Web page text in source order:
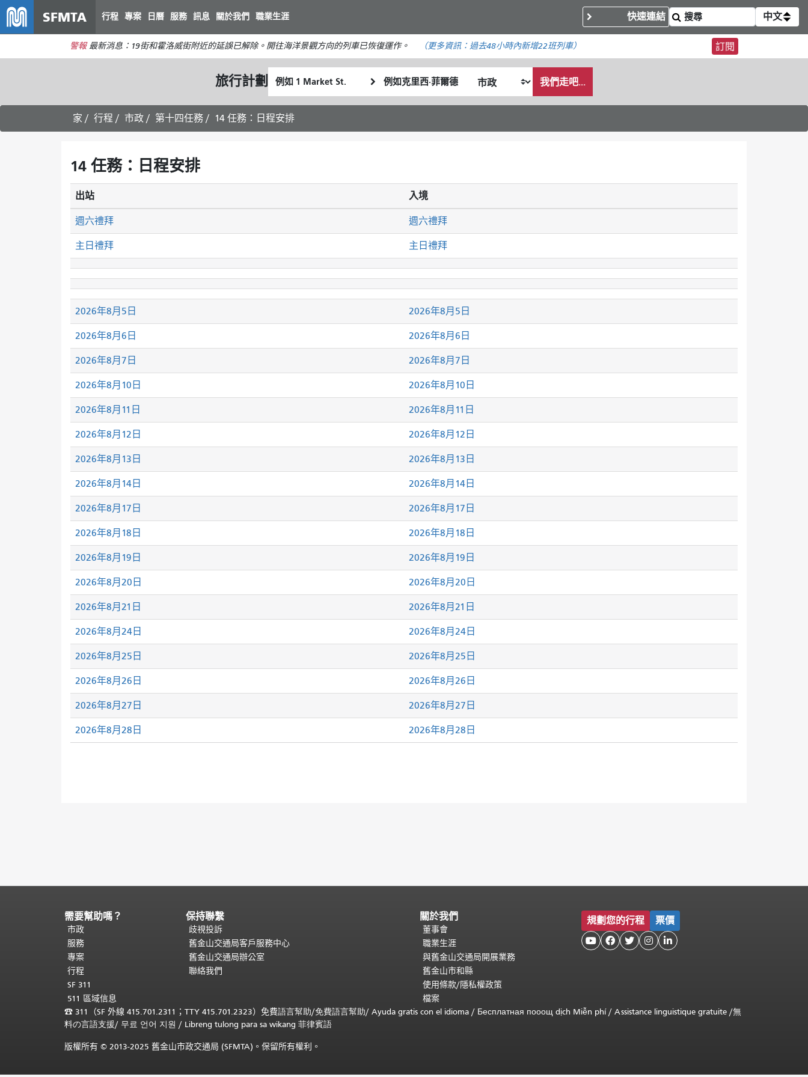
主
內
容
SFMTA 行程 專案 日曆 服務 訊息 關於我們 職業生涯 快速連結 中文
警報 最新消息：19街和霍洛威街附近的延誤已解除。開往海洋景觀方向的列車已恢復運作。 （更多資訊： 過去48小時內新增22班列車） 訂閱
旅行計劃
起
始
位
置
終
點
位
我
希
的
我們走吧...
家 行程 市政 第十四任務 14 任務：日程安排
14 任務：日程安排
出站 入境
週六禮拜 週六禮拜
主日禮拜 主日禮拜
2026年8月5日 2026年8月5日
2026年8月6日 2026年8月6日
2026年8月7日 2026年8月7日
2026年8月10日 2026年8月10日
2026年8月11日 2026年8月11日
2026年8月12日 2026年8月12日
2026年8月13日 2026年8月13日
2026年8月14日 2026年8月14日
2026年8月17日 2026年8月17日
2026年8月18日 2026年8月18日
2026年8月19日 2026年8月19日
2026年8月20日 2026年8月20日
2026年8月21日 2026年8月21日
2026年8月24日 2026年8月24日
2026年8月25日 2026年8月25日
2026年8月26日 2026年8月26日
2026年8月27日 2026年8月27日
2026年8月28日 2026年8月28日
頁
面
內
容
結
束。本
餘
內
容
需要幫助嗎？
市政
服務
專案
行程
SF 311
511 區域信息
保持聯繫
歧視投訴
舊金山交通局客戶服務中心
舊金山交通局辦公室
聯絡我們
關於我們
董事會
職業生涯
與舊金山交通局開展業務
舊金山市和縣
使用條款/隱私權政策
檔案
規劃您的行程 票價
    
☎ 311（SF 外線 415.701.2311；TTY 415.701.2323）免費語言幫助/免費語言幫助/ Ayuda gratis con el idioma / Бесплатная пооощ dịch Miễn phí/ Assistance linguistique gratuite /無
料の言語支援/ 무료 언어 지원 / Libreng tulong para sa wikang 菲律賓語
版權所有 © 2013-2025 舊金山市政交通局 (SFMTA)。保留所有權利。